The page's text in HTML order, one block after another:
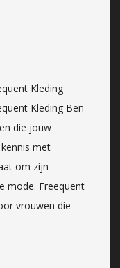
Kleding
Kleding Ben
die jouw
met
om zijn
mode. Freequent
vrouwen die